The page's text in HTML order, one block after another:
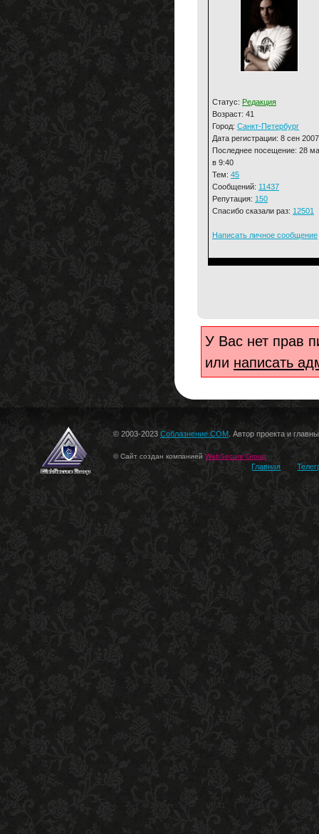
Статус: Редакция
Возраст: 41
Город: Санкт-Петербург
Дата регистрации: 8 сен 2007
Последнее посещение: 28
в 9:40
Тем: 45
Сообщений: 11437
Репутация: 150
Спасибо сказали раз: 12501
Написать личное сообщение
У Вас нет прав
или написать
© 2003-2023 Соблазнение.COM . Автор проекта и
© Сайт создан компанией WebSecure Group
Главная